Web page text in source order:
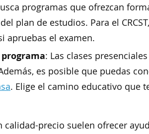
programas que ofrezcan
plan de estudios. Para el
apruebas el examen.
: Las clases
es posible que puedas
. Elige el camino educativo que
precio suelen ofrecer